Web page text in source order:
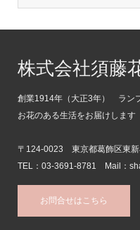
株式会社須藤
創業1914年（大正3年） ラン
お花のある生活をお届けします
〒124-0023 東京都葛飾区東新
TEL：03-3691-8781 Mail：
お問合せはこちら